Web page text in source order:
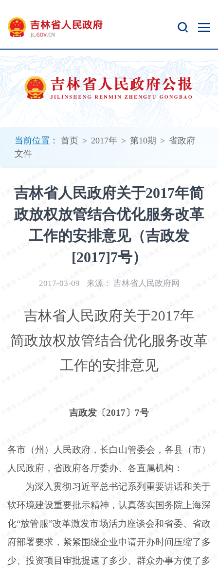
当前位置： 首页 > 2017年 > 第10期 > 省政府
文件
吉林省人民政府关于2017年简
政放权放管结合优化服务改革
工作的安排意见（吉政发
[2017]7号）
2017-03-09 来源： 吉林省人民政府网
吉林省人民政府关于2017年
简政放权放管结合优化服务改革
工作的安排意见
吉政发〔2017〕7号
各市（州）人民政府，长白山管委会，各县（市）
人民政府，省政府各厅委办、各直属机构：
为深入贯彻习近平总书记系列重要讲话和关于
软环境建设重要批示精神，认真落实国务院上海深
化“放管服”改革激发市场活力座谈会和省委、省政
府部署要求，紧紧围绕企业申请开办时间压缩了多
少、投资项目审批提速了多少、群众办事方便了多
开
无
障
碍
说
明
加